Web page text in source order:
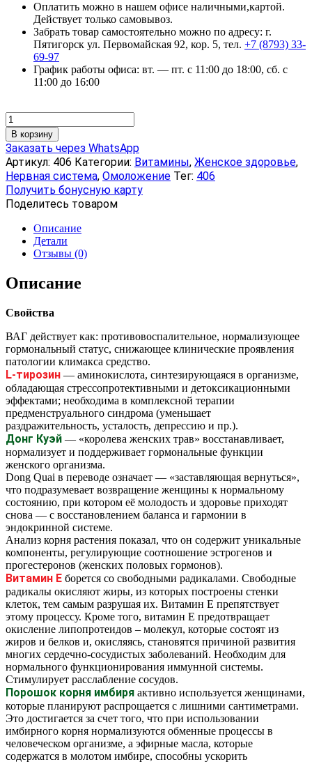
Оплатить можно в нашем офисе наличными,картой.
Действует только самовывоз.
Забрать товар самостоятельно можно по адресу: г.
Пятигорск ул. Первомайская 92, кор. 5, тел. +7 (8793) 33-
69-97
График работы офиса: вт. — пт. с 11:00 до 18:00, сб. с
11:00 до 16:00
Количество
товара
ВАГ,
капсулы,
60
шт
В корзину
Заказать через WhatsApp
Артикул: 406 Категории: Витамины, Женское здоровье,
Нервная система, Омоложение Тег: 406
Получить бонусную карту
Поделитесь товаром
Описание
Детали
Отзывы (0)
Описание
Свойства
ВАГ действует как: противовоспалительное, нормализующее
гормональный статус, снижающее клинические проявления
патологии климакса средство.
L-тирозин — аминокислота, синтезирующаяся в организме,
обладающая стрессопротективными и детоксикационными
эффектами; необходима в комплексной терапии
предменструального синдрома (уменьшает
раздражительность, усталость, депрессию и пр.).
Донг Куэй — «королева женских трав» восстанавливает,
нормализует и поддерживает гормональные функции
женского организма.
Dong Quai в переводе означает — «заставляющая вернуться»,
что подразумевает возвращение женщины к нормальному
состоянию, при котором её молодость и здоровье приходят
снова — с восстановлением баланса и гармонии в
эндокринной системе.
Анализ корня растения показал, что он содержит уникальные
компоненты, регулирующие соотношение эстрогенов и
прогестеронов (женских половых гормонов).
Витамин Е борется со свободными радикалами. Свободные
радикалы окисляют жиры, из которых построены стенки
клеток, тем самым разрушая их. Витамин Е препятствует
этому процессу. Кроме того, витамин Е предотвращает
окисление липопротеидов – молекул, которые состоят из
жиров и белков и, окисляясь, становятся причиной развития
многих сердечно-сосудистых заболеваний. Необходим для
нормального функционирования иммунной системы.
Стимулирует расслабление сосудов.
Порошок корня имбиря активно используется женщинами,
которые планируют распрощается с лишними сантиметрами.
Это достигается за счет того, что при использовании
имбирного корня нормализуются обменные процессы в
человеческом организме, а эфирные масла, которые
содержатся в молотом имбире, способны ускорить